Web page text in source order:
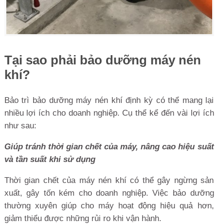
Tại sao phải bảo dưỡng máy nén
khí?
Bảo trì bảo dưỡng máy nén khí định kỳ có thể mang lại
nhiều lợi ích cho doanh nghiệp. Cụ thể kể đến vài lợi ích
như sau:
Giúp tránh thời gian chết của máy, nâng cao hiệu suất
và tần suất khi sử dụng
Thời gian chết của máy nén khí có thể gây ngừng sản
xuất, gây tốn kém cho doanh nghiệp. Việc bảo dưỡng
thường xuyên giúp cho máy hoạt động hiệu quả hơn,
giảm thiểu được những rủi ro khi vận hành.